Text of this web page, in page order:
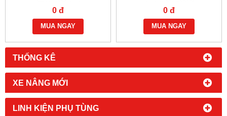
THỐNG KÊ
XE NÂNG MỚI
LINH KIỆN PHỤ TÙNG
0 đ
MUA NGAY
0 đ
MUA NGAY